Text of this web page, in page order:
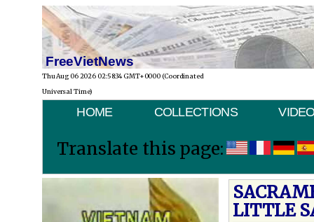
FreeVietNews
Thu Aug 06 2026 02:58:34 GMT+0000 (Coordinated
Universal Time)
HOME COLLECTIONS
Translate this page:
LITTLE